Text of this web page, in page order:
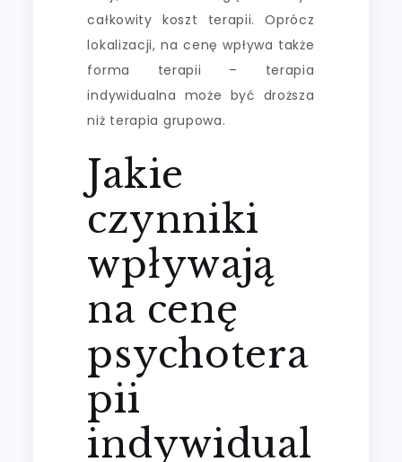
całkowity koszt terapii. Oprócz
lokalizacji, na cenę wpływa także
forma terapii – terapia
indywidualna może być droższa
niż terapia grupowa.
Jakie
czynniki
wpływają
na cenę
psychotera
pii
indywidual